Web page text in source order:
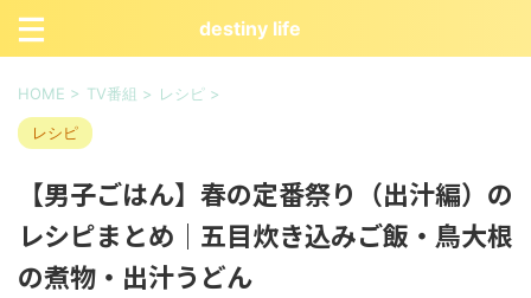
destiny life
HOME > TV番組 > レシピ >
レシピ
【男子ごはん】春の定番祭り（出汁編）の
レシピまとめ｜五目炊き込みご飯・鳥大根
の煮物・出汁うどん